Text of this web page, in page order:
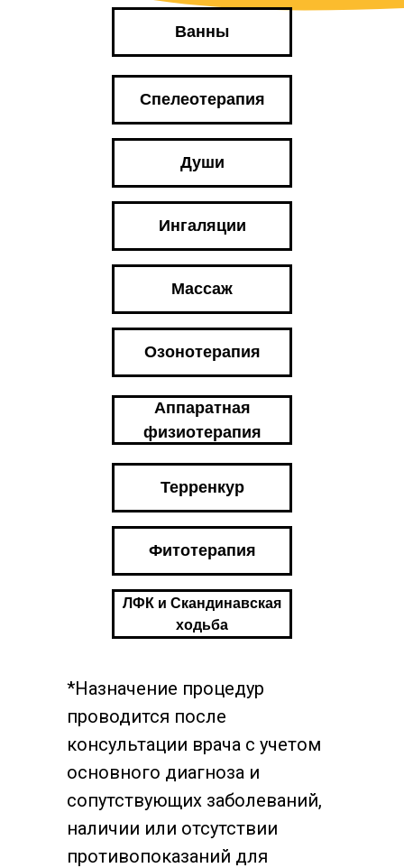
Души
ЛФК и Скандинавская
ходьба
Спелеотерапия
Фитотерапия
Ванны
Массаж
Ингаляции
Терренкур
Аппаратная
физиотерапия
Озонотерапия
*Назначение процедур
проводится после
консультации врача с учетом
основного диагноза и
сопутствующих заболеваний,
наличии или отсутствии
противопоказаний для